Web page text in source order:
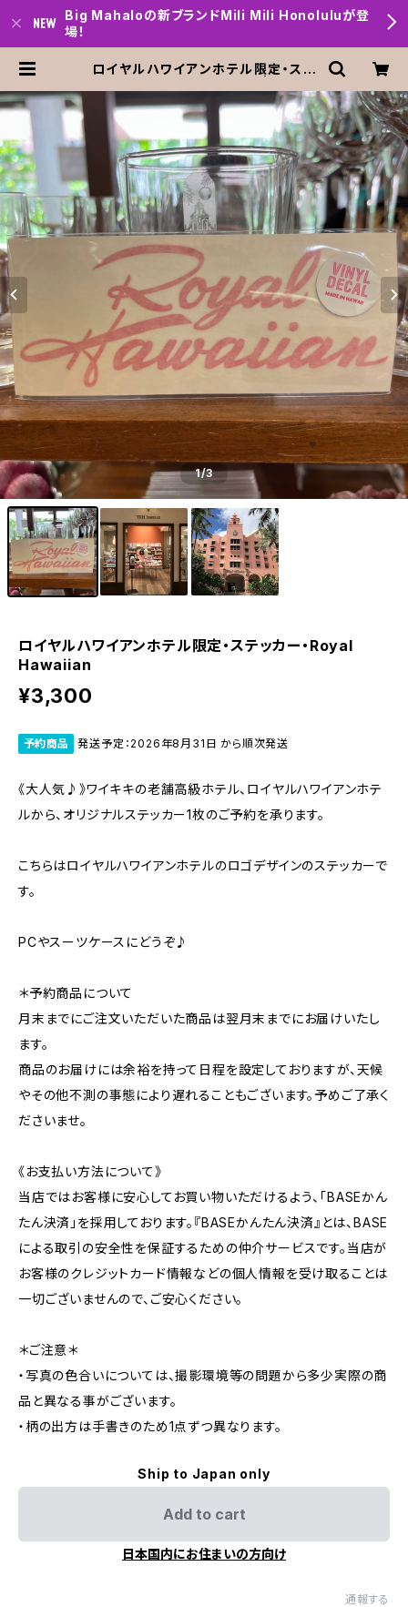
Big Mahaloの新ブランドMili Mili Honoluluが登
場！
ロイヤルハワイアンホテル限定・ステ
1/3
ロイヤルハワイアンホテル限定・ステッカー・Royal
Hawaiian
¥3,300
予約商品 発送予定：2026年8月31日 から順次発送
《大人気♪》ワイキキの老舗高級ホテル、ロイヤルハワイアンホテ
ルから、オリジナルステッカー1枚のご予約を承ります。
こちらはロイヤルハワイアンホテルのロゴデザインのステッカーで
す。
PCやスーツケースにどうぞ♪
＊予約商品について
月末までにご注文いただいた商品は翌月末までにお届けいたし
ます。
商品のお届けには余裕を持って日程を設定しておりますが、天候
やその他不測の事態により遅れることもございます。予めご了承く
ださいませ。
《お支払い方法について》
当店ではお客様に安心してお買い物いただけるよう、「BASEかん
たん決済」を採用しております。『BASEかんたん決済』とは、BASE
による取引の安全性を保証するための仲介サービスです。当店が
お客様のクレジットカード情報などの個人情報を受け取ることは
一切ございませんので、ご安心ください。
＊ご注意＊
・写真の色合いについては、撮影環境等の問題から多少実際の商
品と異なる事がございます。
・柄の出方は手書きのため1点ずつ異なります。
Ship to Japan only
Add to cart
日本国内にお住まいの方向け
通報する